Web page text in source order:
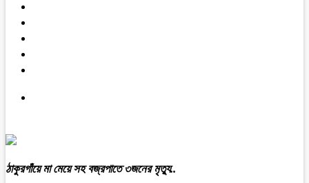
ঠাকুরগাঁয়ে মা মেয়ে সহ বজ্রপাতে ৩জনের মৃত্যু..